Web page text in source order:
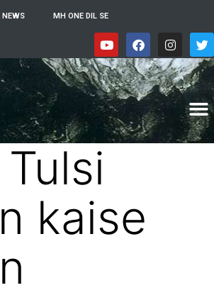
NEWS MH ONE DIL SE
Tulsi
kaise